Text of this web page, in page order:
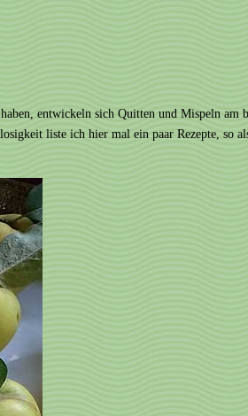
entwickeln sich Quitten und Mispeln
liste ich hier mal ein paar Rezepte,